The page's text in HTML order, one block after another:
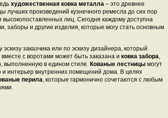
художественная ковка металла – это древнее
лучших произведений кузнечного ремесла до сих пор
лиц. Сегодня каждому доступна
заборы и другие изделия, которые могу стать основным
заказчика или по эскизу дизайнера, который
с воротами может быть заказана и ковка забора,
выполненную в едином стиле. Кованые лестницы могут
и интерьер внутренних помещений дома. В целях
перила, которые гармонично сочетаются с любым